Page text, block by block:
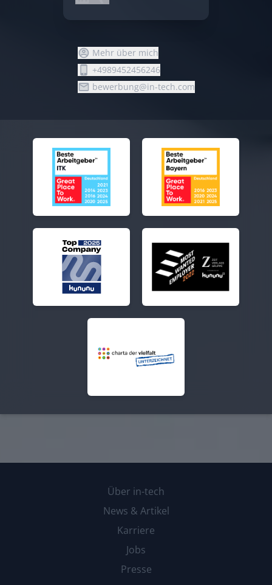
Mehr über mich
+4989452456246
bewerbung@in-tech.com
Über in-tech
News & Artikel
Karriere
Jobs
Presse